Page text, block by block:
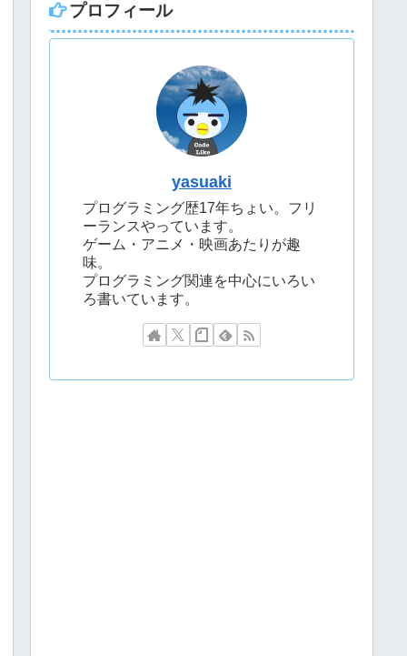
プロフィール
yasuaki
プログラミング歴17年ちょい。フリ
ーランスやっています。
ゲーム・アニメ・映画あたりが趣
味。
プログラミング関連を中心にいろい
ろ書いています。